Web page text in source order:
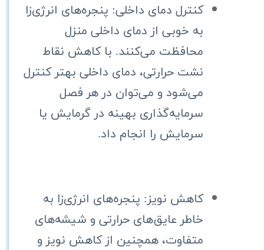
کنترل دمای داخلی: پنجره‌های انرژی‌زا
به خوبی از دمای داخلی منزل
محافظت می‌کنند. با کاهش نقاط
نشت حرارتی، دمای داخلی بهتر کنترل
می‌شود و می‌توان در هر فصل
سرمایه‌گذاری بهینه در گرمایش یا
سرمایش را انجام داد.
کاهش نویز: پنجره‌های انرژی‌زا به
خاطر عایق‌های حرارتی و شیشه‌های
متفاوت، همچنین از کاهش نویز و